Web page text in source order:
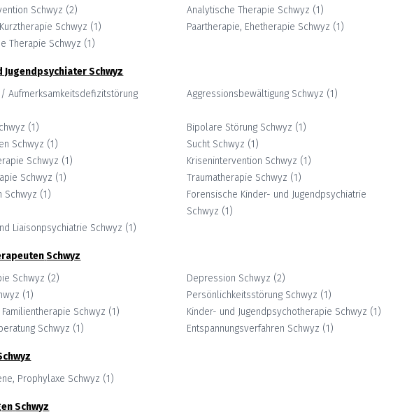
Schwyz (2) Analytische Therapie Schwyz (1)
Schwyz (1) Paartherapie, Ehetherapie Schwyz (1)
Therapie Schwyz (1)
Jugendpsychiater Schwyz
/ Aufmerksamkeitsdefizitstörung
Aggressionsbewältigung Schwyz (1)
(1) Bipolare Störung Schwyz (1)
Schwyz (1) Sucht Schwyz (1)
Schwyz (1) Krisenintervention Schwyz (1)
Schwyz (1) Traumatherapie Schwyz (1)
Schwyz (1)
Forensische Kinder- und Jugendpsychiatrie
Schwyz (1)
Liaisonpsychiatrie Schwyz (1)
Schwyz
Schwyz (2) Depression Schwyz (2)
(1) Persönlichkeitsstörung Schwyz (1)
Familientherapie Schwyz (1) Kinder- und Jugendpsychotherapie Schwyz (1)
Schwyz (1) Entspannungsverfahren Schwyz (1)
Prophylaxe Schwyz (1)
Schwyz